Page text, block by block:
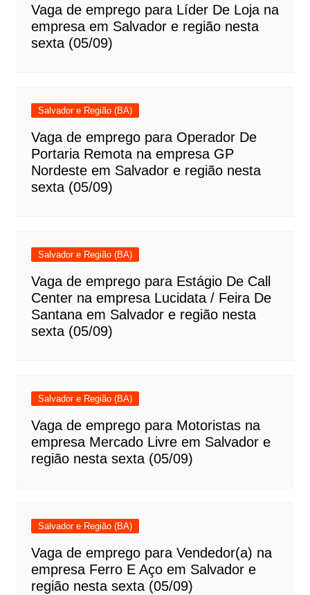
Vaga de emprego para Líder De Loja na
empresa em Salvador e região nesta
sexta (05/09)
Salvador e Região (BA)
Vaga de emprego para Operador De
Portaria Remota na empresa GP
Nordeste em Salvador e região nesta
sexta (05/09)
Salvador e Região (BA)
Vaga de emprego para Estágio De Call
Center na empresa Lucidata / Feira De
Santana em Salvador e região nesta
sexta (05/09)
Salvador e Região (BA)
Vaga de emprego para Motoristas na
empresa Mercado Livre em Salvador e
região nesta sexta (05/09)
Salvador e Região (BA)
Vaga de emprego para Vendedor(a) na
empresa Ferro E Aço em Salvador e
região nesta sexta (05/09)